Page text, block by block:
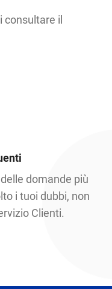
il
domande più
i tuoi dubbi, non
Clienti.